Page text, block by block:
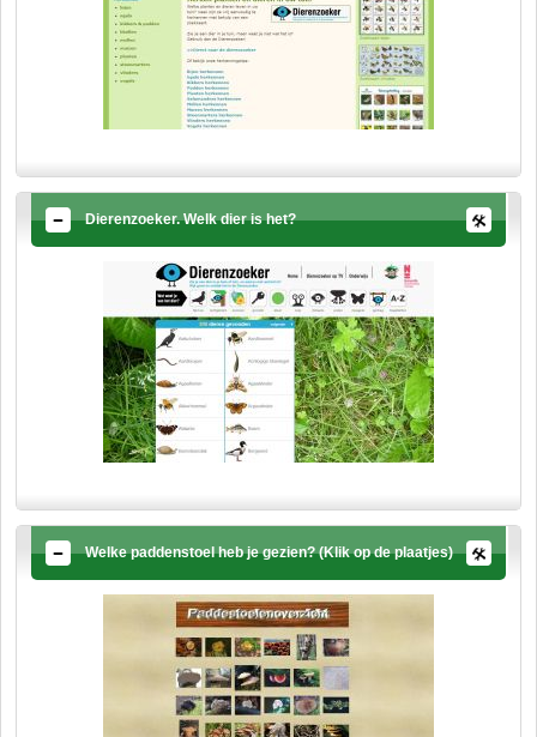
Dierenzoeker. Welk dier is het?
Welke paddenstoel heb je gezien? (Klik op de plaatjes)